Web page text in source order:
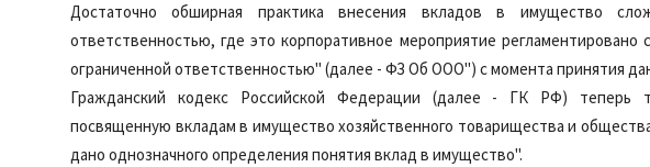
Достаточно обширная практика внесения вкладов в имущество
ответственностью, где это корпоративное мероприятие
ограниченной ответственностью" (далее - ФЗ Об ООО") с момента принятия
Гражданский кодекс Российской Федерации (далее - ГК РФ) теперь
посвященную вкладам в имущество хозяйственного товарищества и
дано однозначного определения понятия вклад в имущество".